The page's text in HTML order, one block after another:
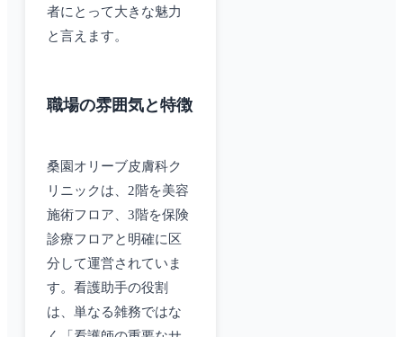
者にとって大きな魅力
と言えます。
職場の雰囲気と特徴
桑園オリーブ皮膚科ク
リニックは、2階を美容
施術フロア、3階を保険
診療フロアと明確に区
分して運営されていま
す。看護助手の役割
は、単なる雑務ではな